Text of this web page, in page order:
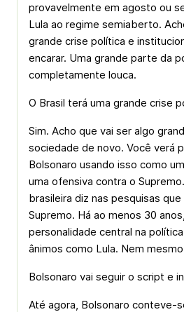
provavelmente em agosto ou
Lula ao regime semiaberto.
grande crise política e
encarar. Uma grande parte da
completamente louca.
O Brasil terá uma grande crise
Sim. Acho que vai ser algo
sociedade de novo. Você verá
Bolsonaro usando isso como
uma ofensiva contra o
brasileira diz nas pesquisas
Supremo. Há ao menos 30
personalidade central na
ânimos como Lula. Nem
Bolsonaro vai seguir o script e
Até agora, Bolsonaro conteve-